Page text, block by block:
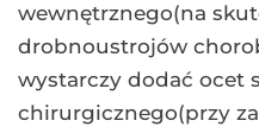
wewnętrznego(na
drobnoustrojów
wystarczy dodać ocet
chirurgicznego(przy